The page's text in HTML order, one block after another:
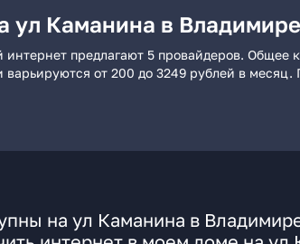
ул Каманина в Владимире
предлагают 5 провайдеров. Общее
от 200 до 3249 рублей в
на ул Каманина в